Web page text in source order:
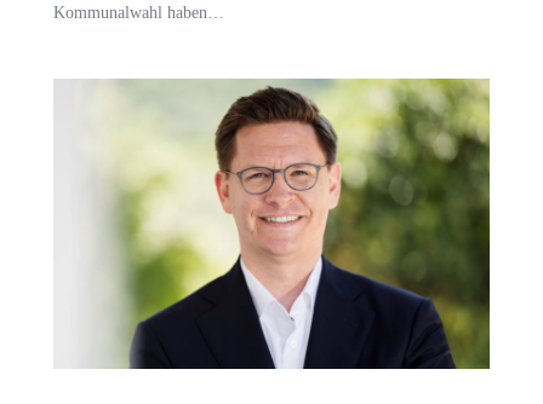
Kommunalwahl haben…